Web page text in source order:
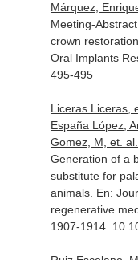
Márquez,
Meeting-
crown
Oral Implants
495-495
Liceras Liceras,
España López,
Gomez, M, et.
Generation of a
substitute for
animals. En:
regenerative
1907-1914.